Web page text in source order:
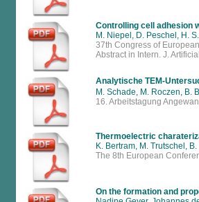
Controlling cell adhesion
M. Niepel, D. Peschel, H.
37th Congress of
Abstract in Intern. J.
Analytische TEM-
M. Schade, M. Roczen, B.
16. Arbeitstagung
Thermoelectric
K. Bertram, M. Trutschel,
The 8th European
On the formation and